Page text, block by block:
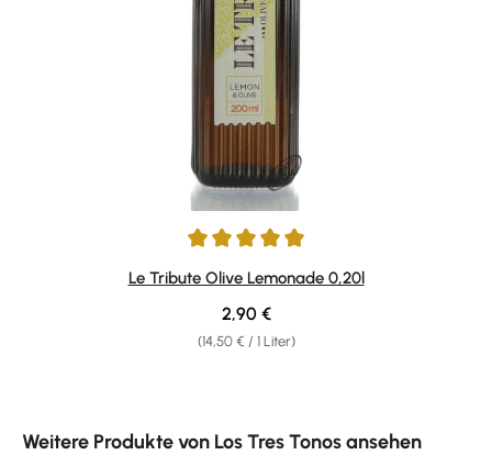
Durchschnittliche Bewertung von 5 von 5 Sternen
Le Tribute Olive Lemonade 0,20l
(14,50 € / 1 Liter)
Regulärer Preis:
2,90 €
Weitere Produkte von Los Tres Tonos ansehen